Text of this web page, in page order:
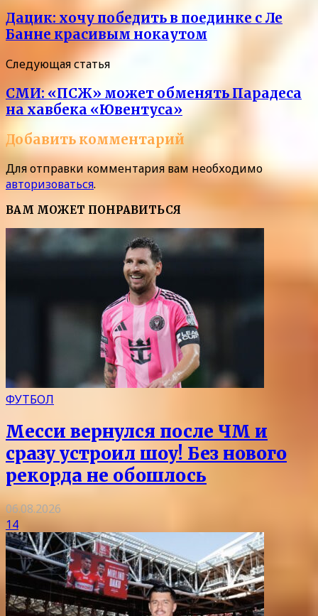
Дацик: хочу победить в поединке с Ле
Банне красивым нокаутом
Следующая статья
СМИ: «ПСЖ» может обменять Парадеса
на хавбека «Ювентуса»
Добавить комментарий
Для отправки комментария вам необходимо
авторизоваться.
ВАМ МОЖЕТ ПОНРАВИТЬСЯ
ФУТБОЛ
Месси вернулся после ЧМ и
сразу устроил шоу! Без нового
рекорда не обошлось
06.08.2026
14